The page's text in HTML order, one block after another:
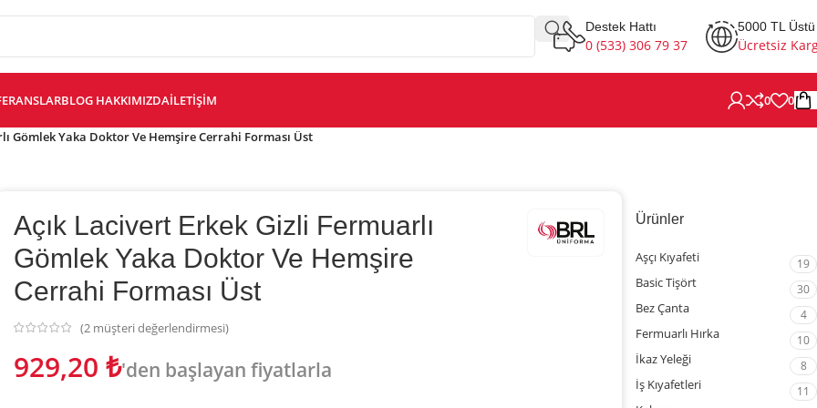
Destek Hattı
0 (533) 306 79 37
5000 TL Üstü
Ücretsiz
BLOG HAKKIMIZDAİLETIŞIM 0 0
Gömlek Yaka Doktor Ve Hemşire Cerrahi Forması Üst
Açık Lacivert Erkek Gizli Fermuarlı
Gömlek Yaka Doktor Ve Hemşire
Cerrahi Forması Üst
(2 müşteri değerlendirmesi)
929,20 ₺'den başlayan fiyatlarla
Ürünler
Aşçı Kıyafeti 19
Basic Tişört 30
Bez Çanta 4
Fermuarlı Hırka 10
İkaz Yeleği 8
İş Kıyafetleri 11